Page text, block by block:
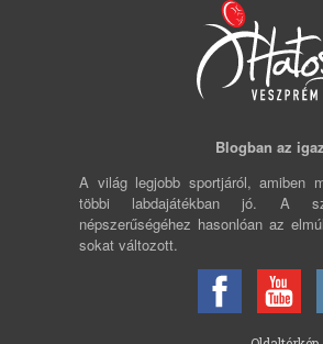
Blogban az
A világ legjobb sportjáról, amiben
többi labdajátékban jó. A
népszerűségéhez hasonlóan az
sokat változott.